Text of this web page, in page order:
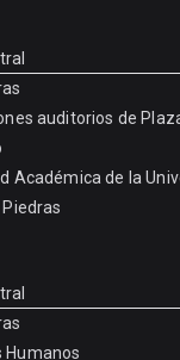
auditorios de
Académica de la
Piedras
Humanos